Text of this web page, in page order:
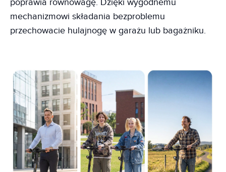
poprawia równowagę. Dzięki wygodnemu
mechanizmowi składania bezproblemu
przechowacie hulajnogę w garażu lub bagażniku.